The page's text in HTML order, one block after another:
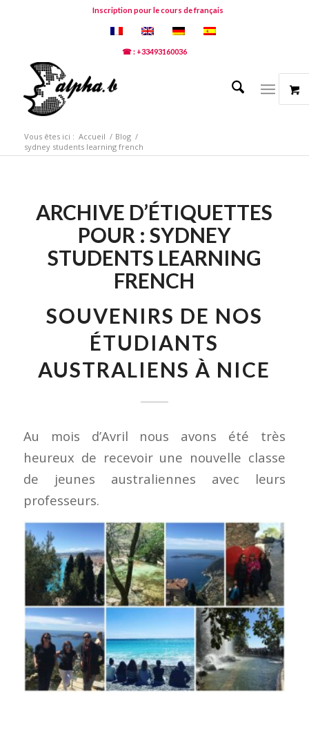
Inscription pour le cours de français
☎ : +33493160036
Vous êtes ici : Accueil / Blog /
sydney students learning french
ARCHIVE D’ÉTIQUETTES
POUR : SYDNEY
STUDENTS LEARNING
FRENCH
SOUVENIRS DE NOS
ÉTUDIANTS
AUSTRALIENS À NICE
Au mois d’Avril nous avons été très
heureux de recevoir une nouvelle classe
de jeunes australiennes avec leurs
professeurs.